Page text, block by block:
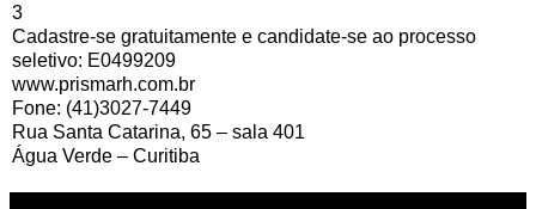
3
Cadastre-se gratuitamente e candidate-se ao processo
seletivo: E0499209
www.prismarh.com.br
Fone: (41)3027-7449
Rua Santa Catarina, 65 – sala 401
Água Verde – Curitiba